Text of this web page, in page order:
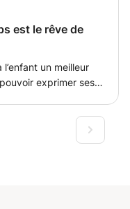
un meilleur